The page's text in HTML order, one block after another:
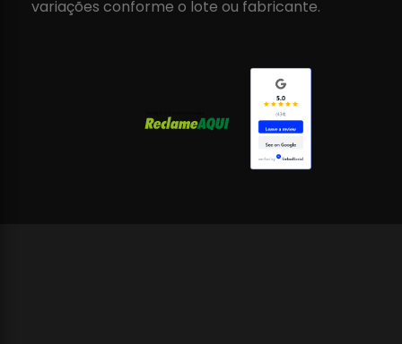
variações conforme o lote ou fabricante.